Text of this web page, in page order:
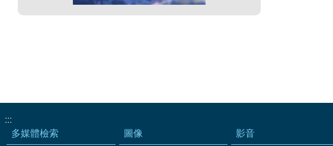
:::
多媒體檢索
圖像 影音